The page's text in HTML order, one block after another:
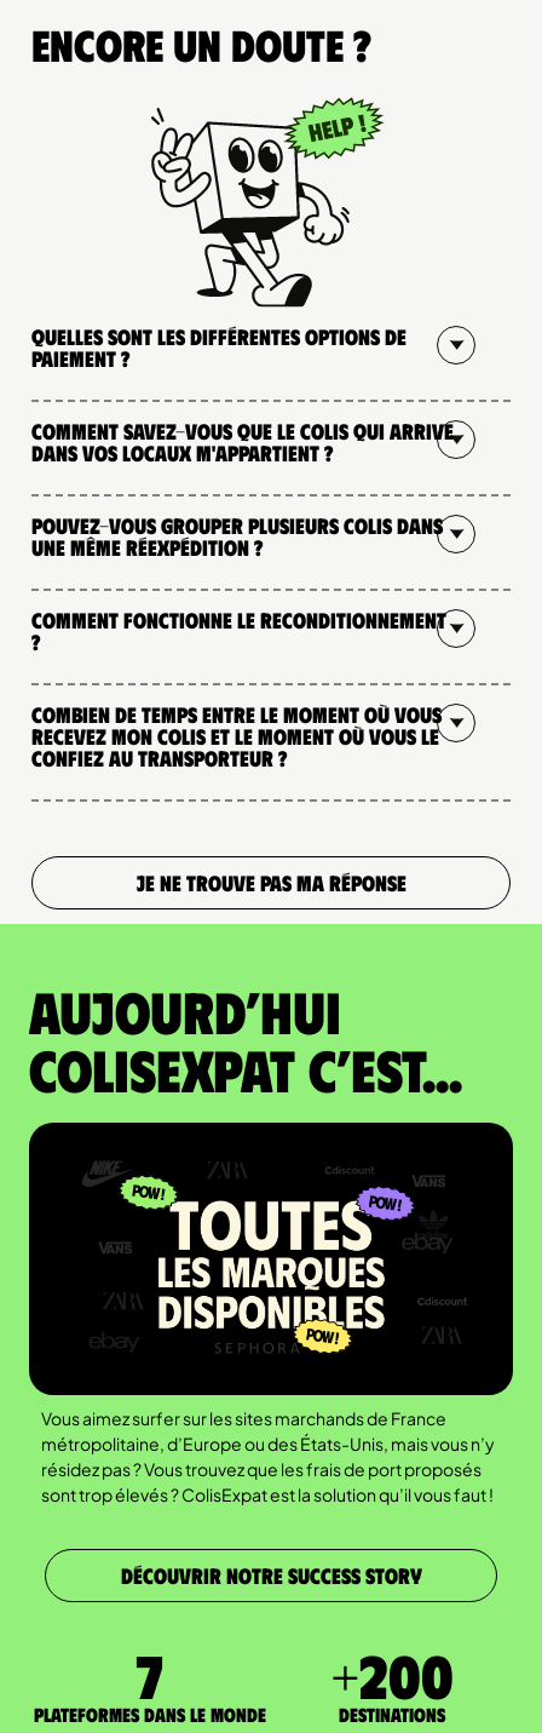
Encore un doute ?
Quelles sont les différentes options de
paiement ?
Comment savez-vous que le colis qui arrive
dans vos locaux m'appartient ?
Pouvez-vous grouper plusieurs colis dans
une même réexpédition ?
Comment fonctionne le reconditionnement
?
Combien de temps entre le moment où vous
recevez mon colis et le moment où vous le
confiez au transporteur ?
JE NE TROUVE PAS MA RÉPONSE
Aujourd’hui
colisexpat c’est...
Vous aimez surfer sur les sites marchands de France
métropolitaine, d’Europe ou des États-Unis, mais vous n’y
résidez pas ? Vous trouvez que les frais de port proposés
sont trop élevés ? ColisExpat est la solution qu’il vous faut !
DÉCOUVRIR NOTRE SUCCESS STORY
7
Plateformes dans le monde
+200
DESTINATIONS